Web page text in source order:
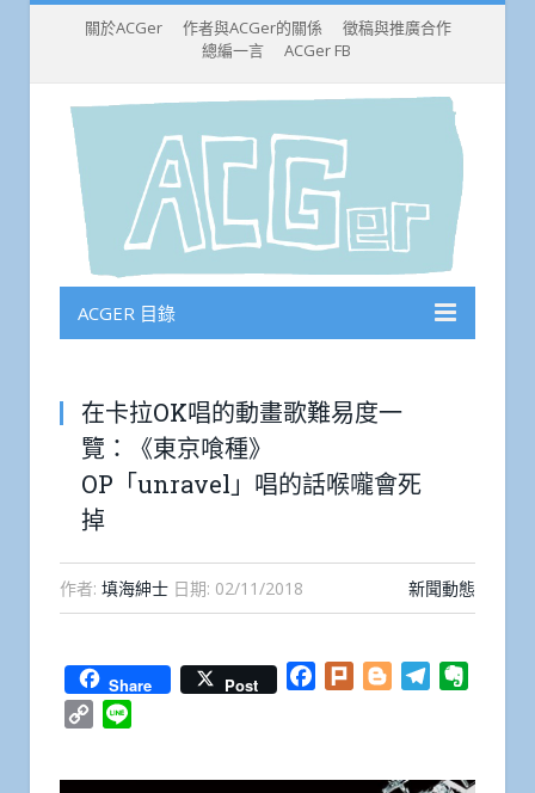
關於ACGer 作者與ACGer的關係
徵稿與推廣合作
總編一言
ACGer FB
ACGER 目錄
在卡拉OK唱的動畫歌難易度一
覽：《東京喰種》
OP「unravel」唱的話喉嚨會死
掉
作者: 填海紳士 日期: 02/11/2018 新聞動態
Share Post Facebook
Plurk BloggerTelegram
Copy